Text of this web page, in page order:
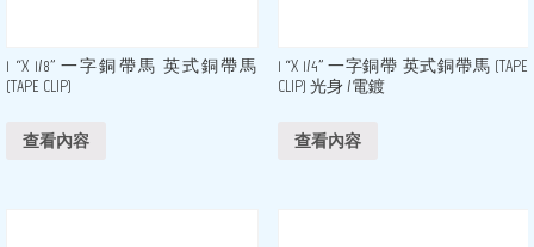
1 “X 1/8” 一字銅帶馬 英式銅帶馬
(TAPE CLIP)
查看內容
1 “X 1/4” 一字銅帶 英式銅帶馬 (TAPE
CLIP) 光身 /電鍍
查看內容